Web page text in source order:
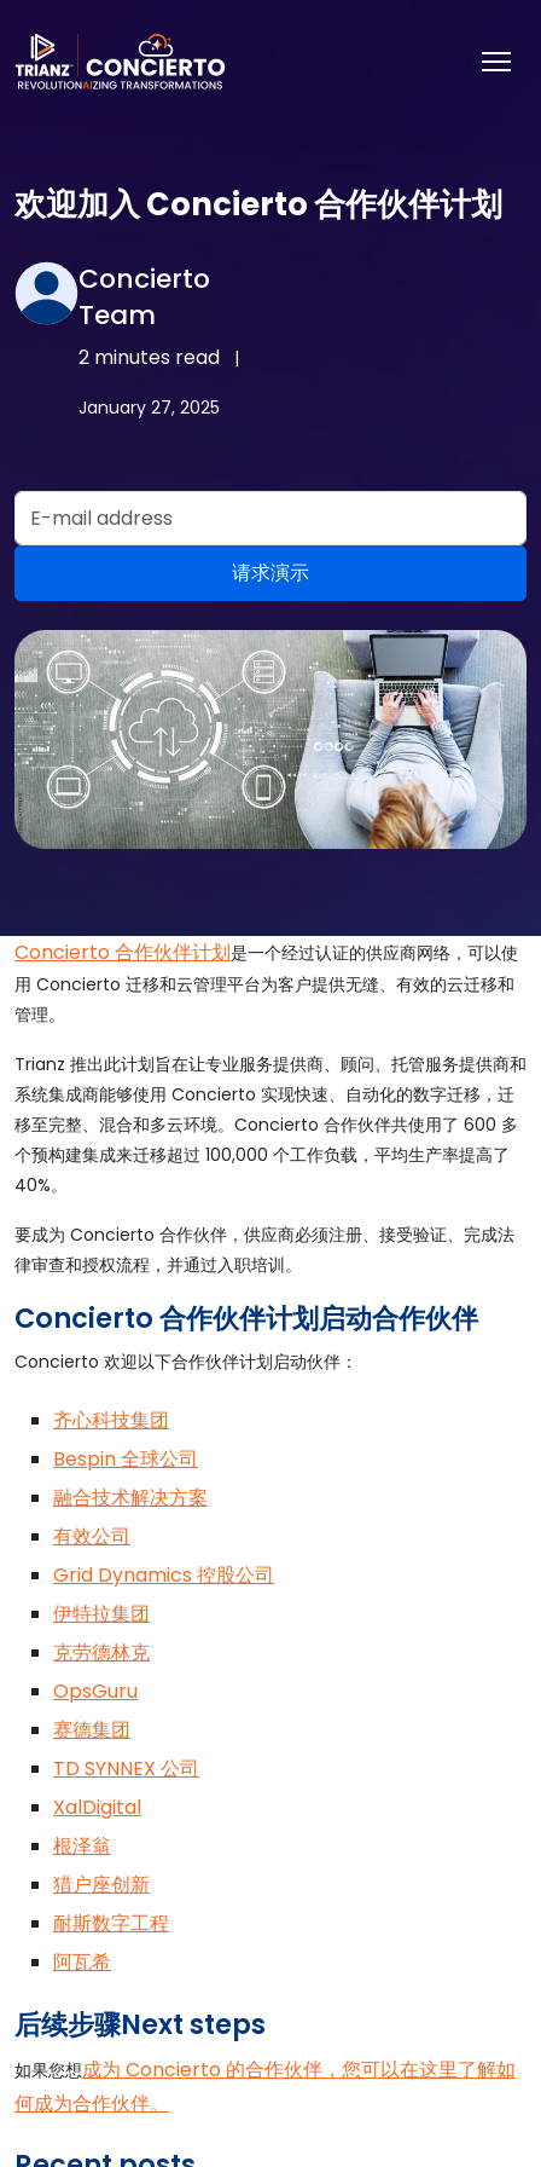
欢迎加入 Concierto 合作伙伴计划
Concierto
Team
2 minutes read |
January 27, 2025
Email Address
Concierto 合作伙伴计划是一个经过认证的供应商网络，可以使
用 Concierto 迁移和云管理平台为客户提供无缝、有效的云迁移和
管理。
Trianz 推出此计划旨在让专业服务提供商、顾问、托管服务提供商和
系统集成商能够使用 Concierto 实现快速、自动化的数字迁移，迁
移至完整、混合和多云环境。Concierto 合作伙伴共使用了 600 多
个预构建集成来迁移超过 100,000 个工作负载，平均生产率提高了
40%。
要成为 Concierto 合作伙伴，供应商必须注册、接受验证、完成法
律审查和授权流程，并通过入职培训。
Concierto 合作伙伴计划启动合作伙伴
Concierto 欢迎以下合作伙伴计划启动伙伴：
齐心科技集团
Bespin 全球公司
融合技术解决方案
有效公司
Grid Dynamics 控股公司
伊特拉集团
克劳德林克
OpsGuru
赛德集团
TD SYNNEX 公司
XalDigital
根泽翁
猎户座创新
耐斯数字工程
阿瓦希
后续步骤Next steps
如果您想成为 Concierto 的合作伙伴，您可以在这里了解如
何成为合作伙伴。